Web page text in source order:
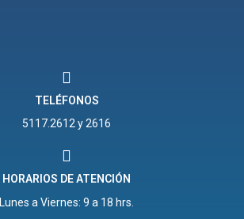
TELÉFONOS
5117.2612 y 2616
HORARIOS DE ATENCIÓN
Lunes a Viernes: 9 a 18 hrs.